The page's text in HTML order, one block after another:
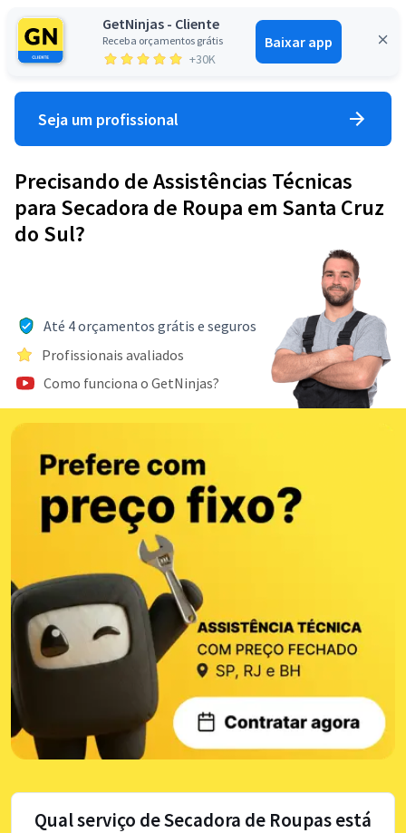
GetNinjas - Cliente
Receba orçamentos grátis
+30K
Baixar app
Entrar
Seja um profissional
Precisando de Assistências Técnicas
para Secadora de Roupa em Santa Cruz
do Sul?
Até 4 orçamentos grátis e seguros
Profissionais avaliados
Como funciona o GetNinjas?
Qual serviço de Secadora de Roupas está